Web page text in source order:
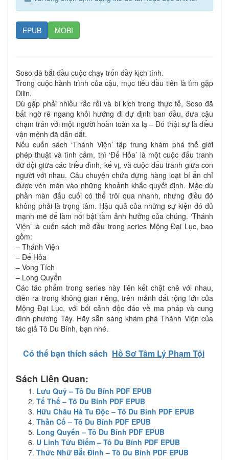
EPUB MOBI
Soso đã bắt đầu cuộc chạy trốn đầy kịch tính.
Trong cuộc hành trình của cậu, mục tiêu đầu tiên là tìm gặp
Dilin.
Dù gặp phải nhiều rắc rối và bi kịch trong thực tế, Soso đã
bất ngờ rẽ ngang khỏi hướng đi dự định ban đầu, đưa cậu
chạm trán với một người hoàn toàn xa lạ – Đó thật sự là điều
vận mệnh đã dẫn dắt.
Nếu cuốn sách ‘Thánh Viện’ tập trung khám phá thế giới
phép thuật và tình cảm, thì ‘Đế Hỏa’ là một cuộc đấu tranh
dữ dội giữa các triều đình, kế vị, và cuộc đấu tranh giữa con
người với nhau. Câu chuyện chứa đựng hàng loạt bí ẩn chỉ
được vén màn vào những khoảnh khắc quyết định. Mặc dù
phần màn đấu cuối có thể trôi qua nhanh, nhưng điều đó
không phải là trọng tâm. Hậu quả của những sự kiện đó đủ
mạnh mẽ để làm nổi bật tầm ảnh hưởng của chúng. ‘Thánh
Viện’ là cuốn sách mở đầu trong series Mộng Đại Lục, bao
gồm:
– Thánh Viện
– Đế Hỏa
– Vong Tích
– Long Quyển
Các tác phẩm trong series này liên kết chặt chẽ với nhau,
diễn ra trong không gian riêng, trên mảnh đất rộng lớn của
Mộng Đại Lục, với bối cảnh độc đáo về ma pháp và cung
đình phương Tây. Hãy sẵn sàng khám phá Thánh Viện của
tác giả Tô Du Bính, bạn nhé.
Có thể bạn thích sách Hồ Sơ Tâm Lý Phạm Tội
Sách Liên Quan:
Lưu Quỷ – Tô Du Bính PDF EPUB
Tế Thế – Tô Du Bính PDF EPUB
Hữu Châu Hà Tu Độc – Tô Du Bính PDF EPUB
Thần Cố – Tô Du Bính PDF EPUB
Long Quyển – Tô Du Bính PDF EPUB
U Linh Tửu Điếm – Tô Du Bính PDF EPUB
Thức Nhữ Bất Đinh – Tô Du Bính PDF EPUB